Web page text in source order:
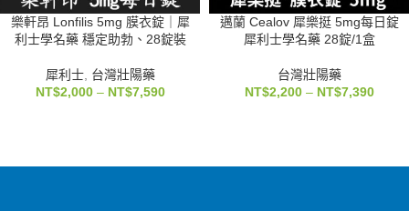
樂軒昂 Lonfilis 5mg 膜衣錠｜犀
利士學名藥 穩定助勃、28錠裝
犀利士, 台灣壯陽藥
NT$2,000 – NT$7,590
邁蘭 Cealov 犀樂挺 5mg每日錠
犀利士學名藥 28錠/1盒
台灣壯陽藥
NT$2,200 – NT$7,390